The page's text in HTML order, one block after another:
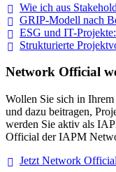
Wie ich aus
GRIP-Modell nach
ESG und IT-
Strukturierte
Network Official
Wollen Sie sich in
und dazu beitragen,
werden Sie aktiv als
Official der IAPM
Jetzt Network Official